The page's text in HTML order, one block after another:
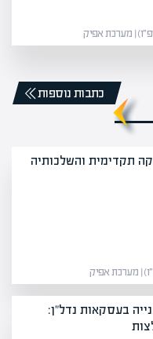
כתבות נוספות
תקדימית והשלכותיה
בעסקאות נדל"ן: